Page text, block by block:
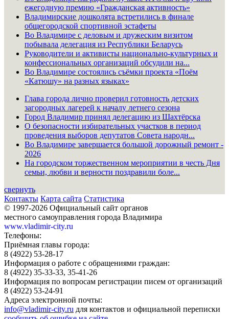
ежегодную премию «Гражданская активность»
Владимирские дошколята встретились в финале
общегородской спортивной эстафеты
Во Владимире с деловым и дружеским визитом
побывала делегация из Республики Беларусь
Руководители и активисты национально-культурных и
конфессиональных организаций обсудили на...
Во Владимире состоялись съёмки проекта «Поём
«Катюшу» на разных языках»
Глава города лично проверил готовность детских
загородных лагерей к началу летнего сезона
Город Владимир принял делегацию из Шахтёрска
О безопасности избирательных участков в период
проведения выборов депутатов Совета народн...
Во Владимире завершается большой дорожный ремонт -
2026
На городском торжественном мероприятии в честь Дня
семьи, любви и верности поздравили боле...
свернуть
Контакты Карта сайта Статистика
© 1997-2026 Официальный сайт органов
местного самоуправления города Владимира
www.vladimir-city.ru
Телефоны:
Приёмная главы города:
8 (4922) 53-28-17
Информация о работе с обращениями граждан:
8 (4922) 35-33-33, 35-41-26
Информация по вопросам регистрации писем от организаций
8 (4922) 53-24-91
Адреса электронной почты:
info@vladimir-city.ru для контактов и официальной переписки